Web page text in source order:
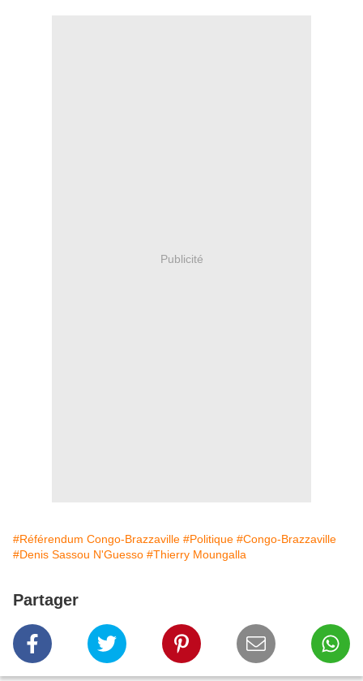
Publicité
#Référendum Congo-Brazzaville #Politique #Congo-Brazzaville
#Denis Sassou N'Guesso #Thierry Moungalla
Partager